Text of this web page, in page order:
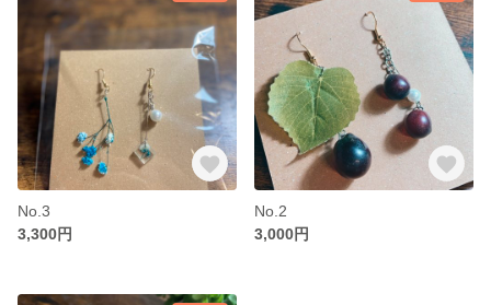
No.3
3,300円
No.2
3,000円